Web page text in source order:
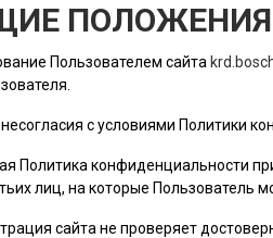
ПОЛОЖЕНИЯ
Пользователем сайта
с условиями Политики
Политика конфиденциальности
лиц, на которые Пользователь
сайта не проверяет